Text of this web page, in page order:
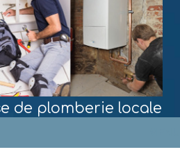
de plomberie locale